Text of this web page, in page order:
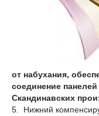
от набухания,
соединение
Скандинавских
5. Нижний